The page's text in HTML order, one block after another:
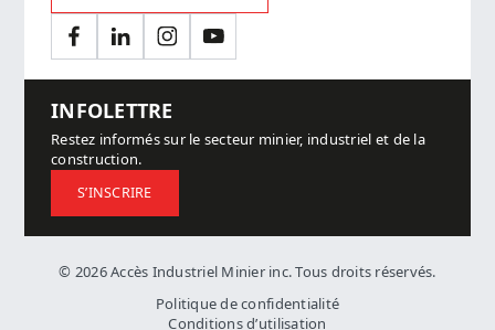
FacebookLinkedInInstagramYouTube
INFOLETTRE
Restez informés sur le secteur minier, industriel et de la
construction.
S’INSCRIRE
© 2026 Accès Industriel Minier inc. Tous droits réservés.
Politique de confidentialité
Conditions d’utilisation